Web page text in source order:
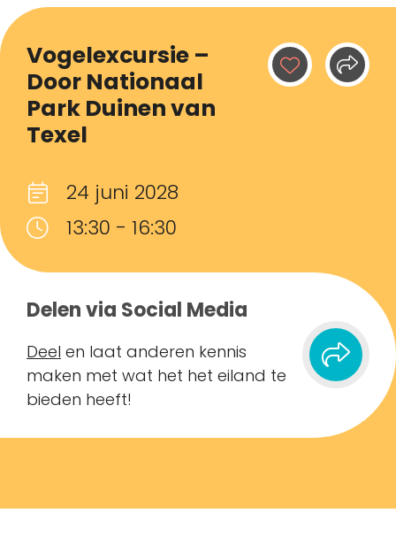
Vogelexcursie –
Door Nationaal
Park Duinen van
Texel
24 juni 2028
13:30 - 16:30
Delen via Social Media
Deel en laat anderen kennis
maken met wat het het eiland te
bieden heeft!